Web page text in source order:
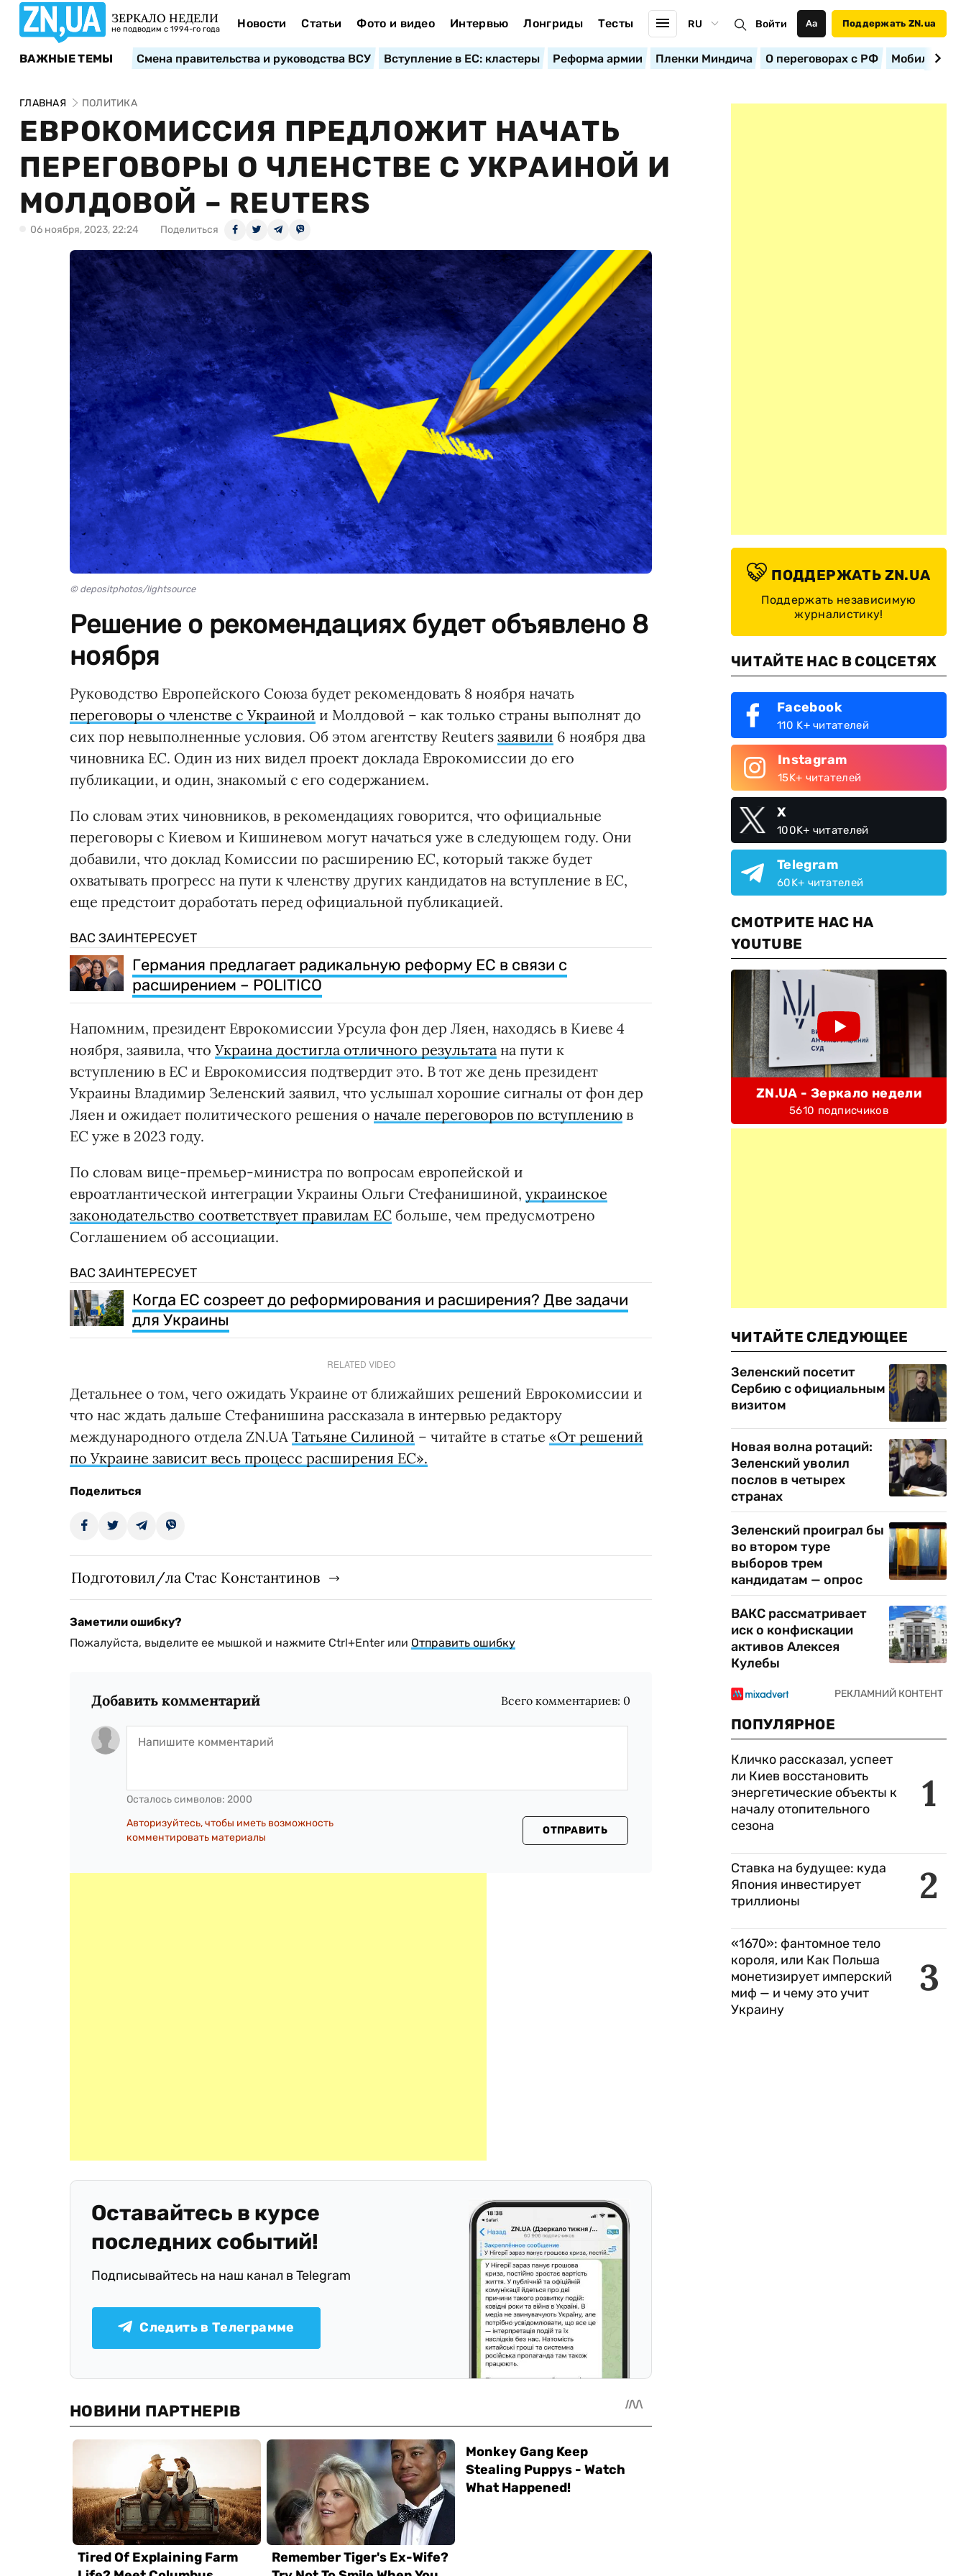
ЗЕРКАЛО НЕДЕЛИ
не подводим с 1994-го года Новости Статьи Фото и видео Интервью Лонгриды Тесты RU Войти Аа Поддержать ZN.ua
ВАЖНЫЕ ТЕМЫ Смена правительства и руководства ВСУ Вступление в ЕС: кластеры Реформа армии Пленки Миндича О переговорах с РФ
ГЛАВНАЯ ПОЛИТИКА
ЕВРОКОМИССИЯ ПРЕДЛОЖИТ НАЧАТЬ
ПЕРЕГОВОРЫ О ЧЛЕНСТВЕ С УКРАИНОЙ И
МОЛДОВОЙ – REUTERS
06 ноября, 2023, 22:24 Поделиться
© depositphotos/lightsource
Решение о рекомендациях будет объявлено 8
ноября
Руководство Европейского Союза будет рекомендовать 8 ноября начать
переговоры о членстве с Украиной и Молдовой – как только страны выполнят до
сих пор невыполненные условия. Об этом агентству Reuters заявили 6 ноября два
чиновника ЕС. Один из них видел проект доклада Еврокомиссии до его
публикации, и один, знакомый с его содержанием.
По словам этих чиновников, в рекомендациях говорится, что официальные
переговоры с Киевом и Кишиневом могут начаться уже в следующем году. Они
добавили, что доклад Комиссии по расширению ЕС, который также будет
охватывать прогресс на пути к членству других кандидатов на вступление в ЕС,
еще предстоит доработать перед официальной публикацией.
ВАС ЗАИНТЕРЕСУЕТ
Германия предлагает радикальную реформу ЕС в связи с
расширением – POLITICO
Напомним, президент Еврокомиссии Урсула фон дер Ляен, находясь в Киеве 4
ноября, заявила, что Украина достигла отличного результата на пути к
вступлению в ЕС и Еврокомиссия подтвердит это. В тот же день президент
Украины Владимир Зеленский заявил, что услышал хорошие сигналы от фон дер
Ляен и ожидает политического решения о начале переговоров по вступлению в
ЕС уже в 2023 году.
По словам вице-премьер-министра по вопросам европейской и
евроатлантической интеграции Украины Ольги Стефанишиной, украинское
законодательство соответствует правилам ЕС больше, чем предусмотрено
Соглашением об ассоциации.
ВАС ЗАИНТЕРЕСУЕТ
Когда ЕС созреет до реформирования и расширения? Две задачи
для Украины
RELATED VIDEO
Детальнее о том, чего ожидать Украине от ближайших решений Еврокомиссии и
что нас ждать дальше Стефанишина рассказала в интервью редактору
международного отдела ZN.UA Татьяне Силиной – читайте в статье «От решений
по Украине зависит весь процесс расширения ЕС».
Поделиться
Подготовил/ла Стас Константинов
Заметили ошибку?
Пожалуйста, выделите ее мышкой и нажмите Ctrl+Enter или Отправить ошибку
Добавить комментарий Всего комментариев: 0
Осталось символов: 2000
Авторизуйтесь, чтобы иметь возможность
комментировать материалы
ОТПРАВИТЬ
Оставайтесь в курсе
последних событий!
Подписывайтесь на наш канал в Telegram
Следить в Телеграмме
ПОДДЕРЖАТЬ ZN.UA
Поддержать независимую
журналистику!
ЧИТАЙТЕ НАС В СОЦСЕТЯХ
Facebook
110 K+ читателей
Instagram
15K+ читателей
X
100K+ читателей
Telegram
60K+ читателей
СМОТРИТЕ НАС НА
YOUTUBE
ZN.UA - Зеркало недели
5610 подписчиков
ЧИТАЙТЕ СЛЕДУЮЩЕЕ
Зеленский посетит
Сербию с официальным
визитом
Новая волна ротаций:
Зеленский уволил
послов в четырех
странах
Зеленский проиграл бы
во втором туре
выборов трем
кандидатам — опрос
ВАКС рассматривает
иск о конфискации
активов Алексея
Кулебы
ПОПУЛЯРНОЕ
1
Кличко рассказал, успеет
ли Киев восстановить
энергетические объекты к
началу отопительного
сезона
2
Ставка на будущее: куда
Япония инвестирует
триллионы
3
«1670»: фантомное тело
короля, или Как Польша
монетизирует имперский
миф — и чему это учит
Украину